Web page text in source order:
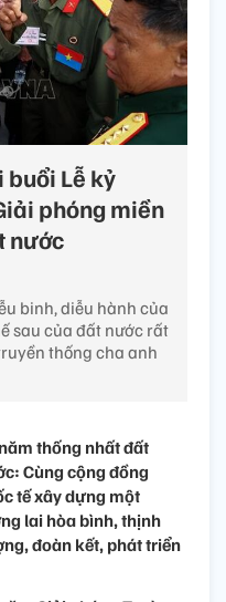
buổi Lễ kỷ
phóng miền
nước
binh, diễu hành của
sau của đất nước rất
thống cha anh
thống nhất đất
Cùng cộng đồng
tế xây dựng một
lai hòa bình, thịnh
đoàn kết, phát triển